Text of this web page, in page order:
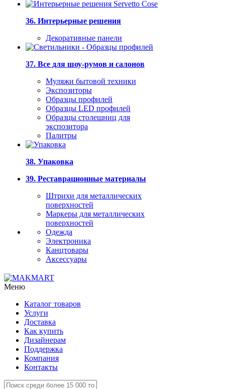
36. Интерьерные решения
Декоративные панели
37. Все для шоу-румов и салонов
Муляжи бытовой техники
Экспозиторы
Образцы профилей
Образцы LED профилей
Образцы столешниц для
экспозитора
Палитры
38. Упаковка
39. Реставрационные материалы
Штрихи для металлических
поверхностей
Маркеры для металлических
поверхностей
Одежда
Электроника
Канцтовары
Аксессуары
Меню
Каталог товаров
Услуги
Доставка
Как купить
Дизайнерам
Поддержка
Компания
Контакты